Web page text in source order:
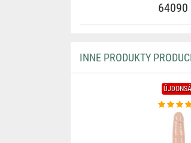
64090
INNE PRODUKTY